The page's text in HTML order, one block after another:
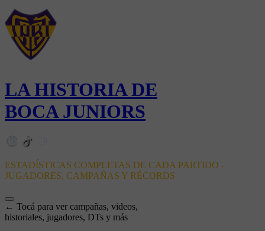
LA HISTORIA DE
BOCA JUNIORS
ESTADÍSTICAS COMPLETAS DE CADA PARTIDO -
JUGADORES, CAMPAÑAS Y RÉCORDS
← Tocá para ver campañas, videos,
historiales, jugadores, DTs y más